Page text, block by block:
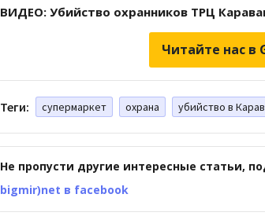
ВИДЕО: Убийство охранников ТРЦ
Читайте нас в
Теги: супермаркет охрана убийство в
Не пропусти другие интересные статьи,
bigmir)net в facebook